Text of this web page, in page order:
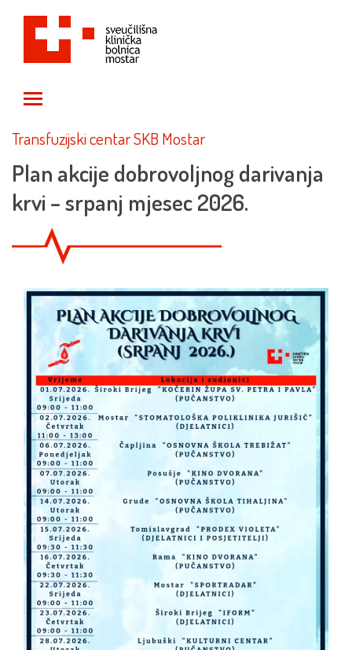
Transfuzijski centar SKB Mostar
Plan akcije dobrovoljnog darivanja
krvi – srpanj mjesec 2026.